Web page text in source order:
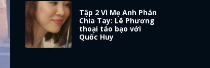
Tập 2 Vì Mẹ Anh Phán
Chia Tay: Lê Phương
thoại táo bạo với
Quốc Huy